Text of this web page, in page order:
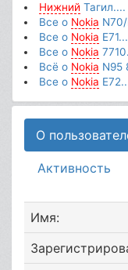
Нижний Тагил....
Все о Nokia
Все о Nokia E71...
Все о Nokia
Всё о Nokia N95
Все о Nokia
О
Активность
Имя: